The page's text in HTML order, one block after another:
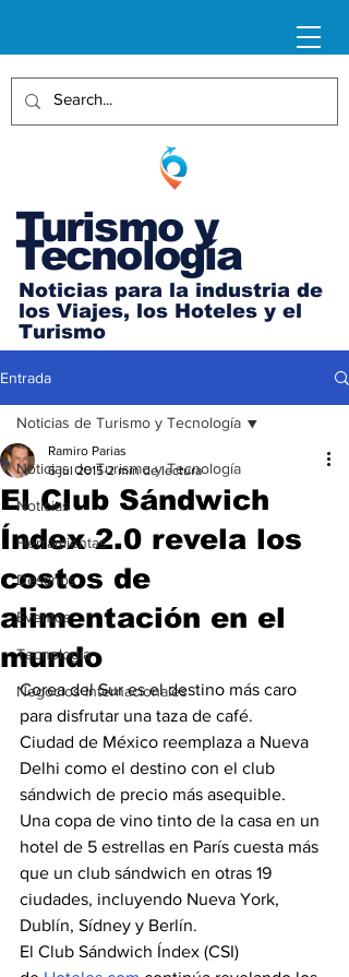
Turismo y
Tecnología
Noticias para la industria de
los Viajes, los Hoteles y el
Turismo
Entrada
Noticias de Turismo y Tecnología
Noticias
Herramientas
Destinos
Eventos
Tecnología
Negocios Internacionales
Noticias de Turismo y Tecnología
El Club Sándwich
Índex 2.0 revela los
costos de
alimentación en el
mundo
Ramiro Parias
6 jul 2015 2 min de lectura
Corea del Sur es el destino más caro
para disfrutar una taza de café.
Ciudad de México reemplaza a Nueva
Delhi como el destino con el club
sándwich de precio más asequible.
Una copa de vino tinto de la casa en un
hotel de 5 estrellas en París cuesta más
que un club sándwich en otras 19
ciudades, incluyendo Nueva York,
Dublín, Sídney y Berlín.
El Club Sándwich Índex (CSI)